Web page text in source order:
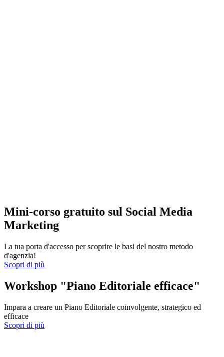
Mini-corso gratuito sul Social Media
Marketing
La tua porta d'accesso per scoprire le basi del nostro metodo
d'agenzia!
Scopri di più
Workshop "Piano Editoriale efficace"
Impara a creare un Piano Editoriale coinvolgente, strategico ed
efficace
Scopri di più